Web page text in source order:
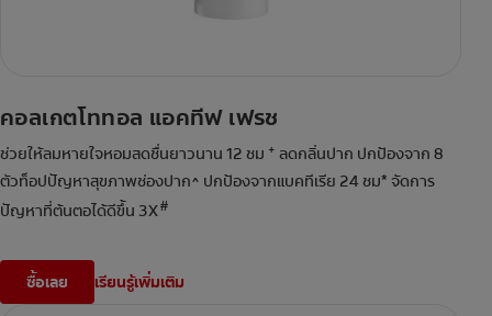
คอลเกตโททอล แอคทีฟ เฟรช
ช่วยให้ลมหายใจหอมสดชื่นยาวนาน 12 ชม + ลดกลิ่นปาก ปกป้องจาก 8
ตัวท็อปปัญหาสุขภาพช่องปาก^ ปกป้องจากแบคทีเรีย 24 ชม* จัดการ
ปัญหาที่ต้นตอได้ดีขึ้น 3X#
ซื้อเลย เรียนรู้เพิ่มเติม